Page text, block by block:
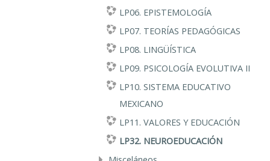
LP06. EPISTEMOLOGÍA
LP07. TEORÍAS PEDAGÓGICAS
LP08. LINGÜÍSTICA
LP09. PSICOLOGÍA EVOLUTIVA II
LP10. SISTEMA EDUCATIVO
MEXICANO
LP11. VALORES Y EDUCACIÓN
LP32. NEUROEDUCACIÓN